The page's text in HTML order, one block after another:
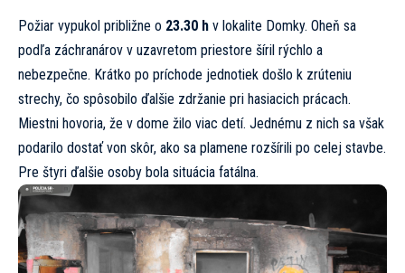
Požiar vypukol približne o 23.30 h v lokalite Domky. Oheň sa
podľa záchranárov v uzavretom priestore šíril rýchlo a
nebezpečne. Krátko po príchode jednotiek došlo k zrúteniu
strechy, čo spôsobilo ďalšie zdržanie pri hasiacich prácach.
Miestni hovoria, že v dome žilo viac detí. Jednému z nich sa však
podarilo dostať von skôr, ako sa plamene rozšírili po celej stavbe.
Pre štyri ďalšie osoby bola situácia fatálna.